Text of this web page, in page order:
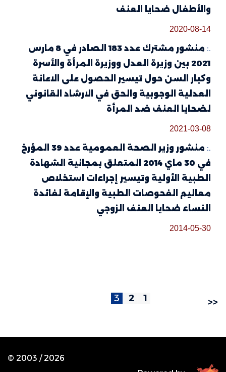
والأطفال ضحايا العنف
2020-08-14
منشور مشترك عدد 183 الصادر في 8 مارس
2021 بين وزيرة العدل ووزيرة المرأة والأسرة
وكبار السن حول تيسير الحصول على الاعانة
العدلية الوجوبية والحق في الارشاد القانوني
لضحايا العنف ضد المرأة
2021-03-08
منشور وزير الصحة العمومية عدد 39 المؤرخ
في 30 ماي 2014 المتعلق بمجانية الشهادة
الطبية الأولية وتيسير إجراءات استخلاص
معاليم الفحوصات الطبية والإقامة لفائدة
النساء ضحايا العنف الزوجي
2014-05-30
<<
© 2003 /2026